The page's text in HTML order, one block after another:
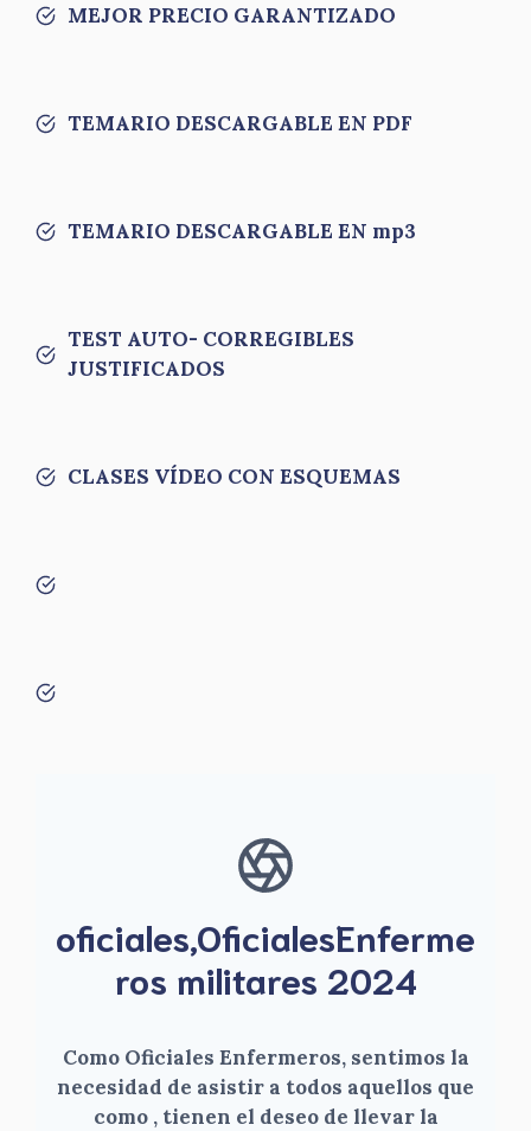
MEJOR PRECIO GARANTIZADO
TEMARIO DESCARGABLE EN PDF
TEMARIO DESCARGABLE EN mp3
TEST AUTO- CORREGIBLES
JUSTIFICADOS
CLASES VÍDEO CON ESQUEMAS
oficiales,OficialesEnferme
ros militares 2024
Como Oficiales Enfermeros, sentimos la
necesidad de asistir a todos aquellos que
como , tienen el deseo de llevar la